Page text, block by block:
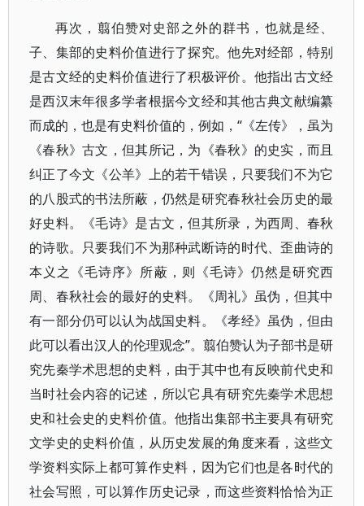
再次，翦伯赞对史部之外的群书，也就是经、
子、集部的史料价值进行了探究。他先对经部，特别
是古文经的史料价值进行了积极评价。他指出古文经
是西汉末年很多学者根据今文经和其他古典文献编纂
而成的，也是有史料价值的，例如，“《左传》，虽为
《春秋》古文，但其所记，为《春秋》的史实，而且
纠正了今文《公羊》上的若干错误，只要我们不为它
的八股式的书法所蔽，仍然是研究春秋社会历史的最
好史料。《毛诗》是古文，但其所录，为西周、春秋
的诗歌。只要我们不为那种武断诗的时代、歪曲诗的
本义之《毛诗序》所蔽，则《毛诗》仍然是研究西
周、春秋社会的最好的史料。《周礼》虽伪，但其中
有一部分仍可以认为战国史料。《孝经》虽伪，但由
此可以看出汉人的伦理观念”。翦伯赞认为子部书是研
究先秦学术思想的史料，由于其中也有反映前代史和
当时社会内容的记述，所以它具有研究先秦学术思想
史和社会史的史料价值。他指出集部书主要具有研究
文学史的史料价值，从历史发展的角度来看，这些文
学资料实际上都可算作史料，因为它们也是各时代的
社会写照，可以算作历史记录，而这些资料恰恰为正